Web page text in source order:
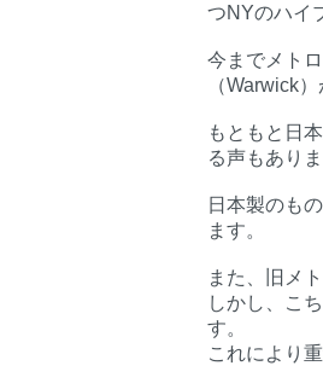
つNYのハイ
今までメト
（Warwick
もともと日
る声もあり
日本製のも
ます。
また、旧メ
しかし、こ
す。
これにより